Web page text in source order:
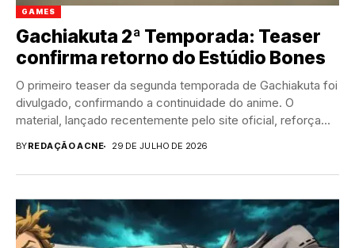
GAMES
Gachiakuta 2ª Temporada: Teaser
confirma retorno do Estúdio Bones
O primeiro teaser da segunda temporada de Gachiakuta foi
divulgado, confirmando a continuidade do anime. O
material, lançado recentemente pelo site oficial, reforça...
BYREDAÇÃO ACNE 29 DE JULHO DE 2026